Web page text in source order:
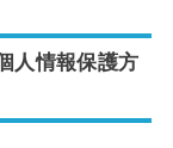
人情報保護方